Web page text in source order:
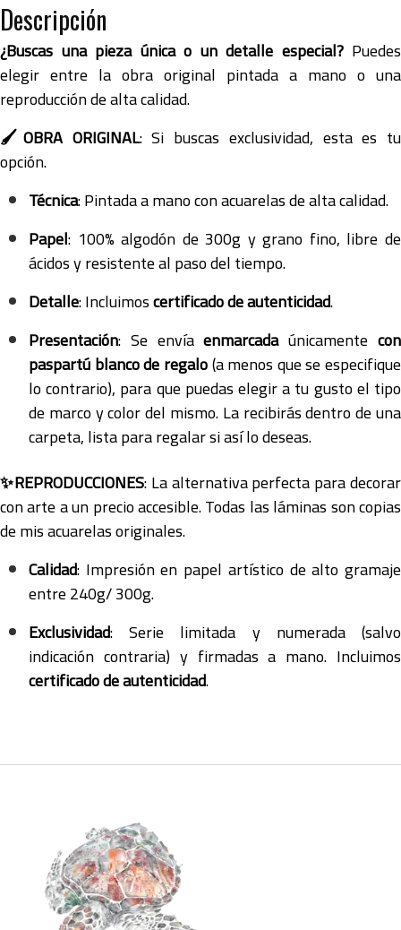
Descripción
¿Buscas una pieza única o un detalle especial?Puedes
elegir entre la obra original pintada a mano o una
reproducción de alta calidad.
🖌️OBRA ORIGINAL: Si buscas exclusividad, esta es tu
opción.
Técnica: Pintada a mano con acuarelas de alta calidad.
Papel: 100% algodón de 300g y grano fino, libre de
ácidos y resistente al paso del tiempo.
Detalle: Incluimoscertificado de autenticidad.
Presentación: Se envíaenmarcadaúnicamentecon
paspartú blanco de regalo(a menos que se especifique
lo contrario), para que puedas elegir a tu gusto el tipo
de marco y color del mismo. La recibirás dentro de una
carpeta, lista para regalar si así lo deseas.
✨REPRODUCCIONES: La alternativa perfecta para decorar
con arte a un precio accesible. Todas las láminas son copias
de mis acuarelas originales.
Calidad: Impresión en papel artístico de alto gramaje
entre 240g/ 300g.
Exclusividad: Serie limitada y numerada (salvo
indicación contraria) y firmadas a mano. Incluimos
certificado de autenticidad.